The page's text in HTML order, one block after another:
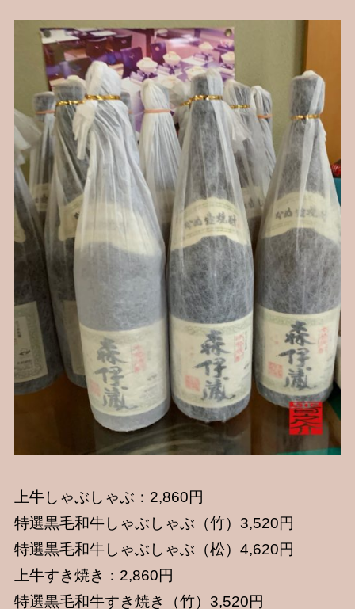
上牛しゃぶしゃぶ：2,860円
特選黒毛和牛しゃぶしゃぶ（竹）3,520円
特選黒毛和牛しゃぶしゃぶ（松）4,620円
上牛すき焼き：2,860円
特選黒毛和牛すき焼き（竹）3,520円